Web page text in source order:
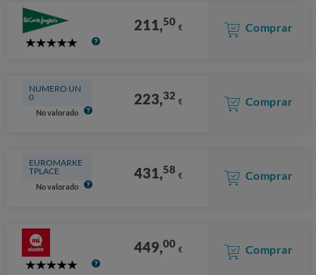
5
211,50 € Comprar
NUMERO UN
0
No valorado
223,32 € Comprar
EUROMARKE
TPLACE
No valorado
431,58 € Comprar
5
449,00 € Comprar